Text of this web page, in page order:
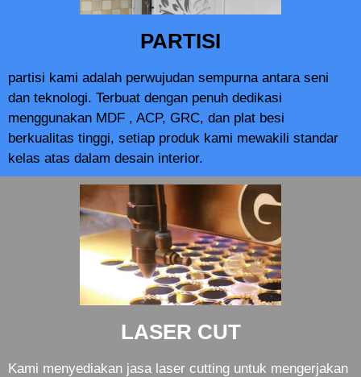
PARTISI
partisi kami adalah perwujudan sempurna antara seni
dan teknologi. Terbuat dengan penuh dedikasi
menggunakan MDF , ACP, GRC, dan plat besi
berkualitas tinggi, setiap produk kami mewakili standar
kelas atas dalam desain interior.
LASER CUT
Kami menyediakan jasa laser cutting untuk mengerjakan